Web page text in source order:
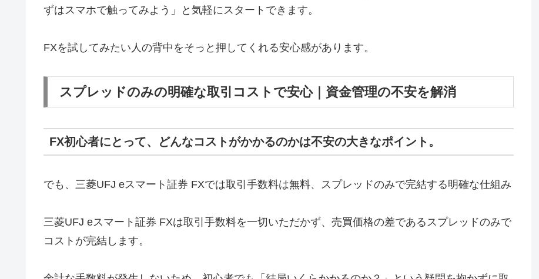
ずはスマホで触ってみよう」と気軽にスタートできます。
FXを試してみたい人の背中をそっと押してくれる安心感があります。
スプレッドのみの明確な取引コストで安心｜資金管理の不安を解消
FX初心者にとって、どんなコストがかかるのかは不安の大きなポイント。
でも、三菱UFJ eスマート証券 FXでは取引手数料は無料、スプレッドのみで完結する明確な仕組み
三菱UFJ eスマート証券 FXは取引手数料を一切いただかず、売買価格の差であるスプレッドのみで
コストが完結します。